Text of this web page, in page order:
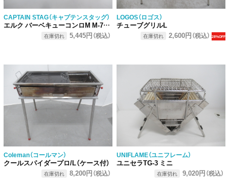
CAPTAIN STAG（キャプテンスタッグ）
エルク バーベキューコンロM M-7870
在庫切れ 5,445円（税込）
LOGOS（ロゴス）
チューブグリルL
在庫切れ 2,600円（税込） 28%OFF
Coleman（コールマン）
クールスパイダープロ/L（ケース付）
在庫切れ 8,200円（税込）
UNIFLAME（ユニフレーム）
ユニセラTG-3 ミニ
在庫切れ 9,020円（税込）